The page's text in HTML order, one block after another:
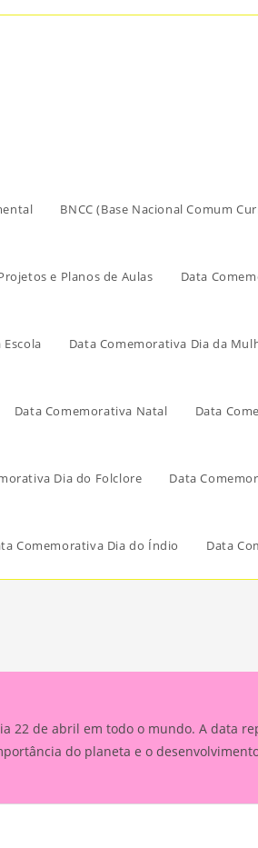
BNCC (Base Nacional Comum
e Planos de Aulas Data
Data Comemorativa Dia da
Data Comemorativa Natal Data
Dia do Folclore Data
Comemorativa Dia do Índio Data
22 de abril em todo o mundo. A data
do planeta e o